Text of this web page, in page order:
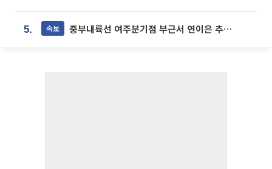
5. 속보 중부내륙선 여주분기점 부근서 연이은 추돌사고 발생